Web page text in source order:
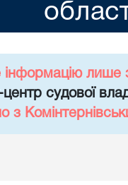
лише
судової
з